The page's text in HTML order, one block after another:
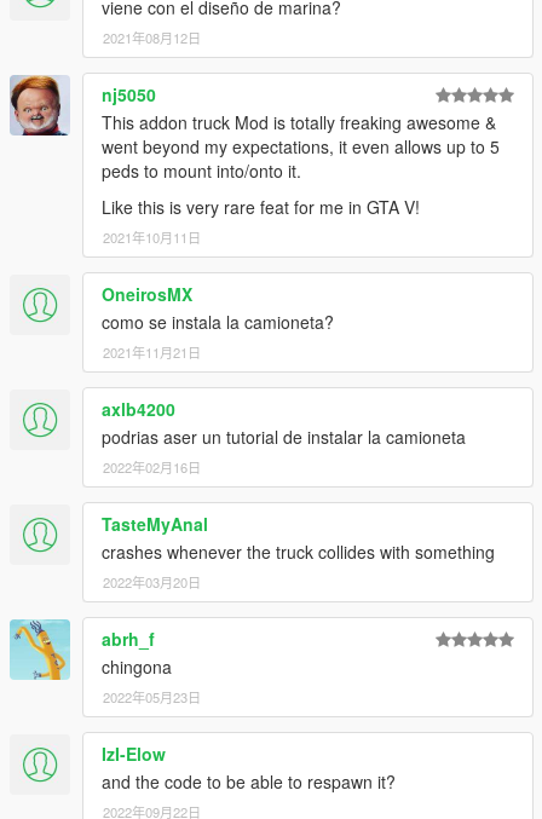
viene con el diseño de marina?
2021年08月12日
nj5050
This addon truck Mod is totally freaking awesome &
went beyond my expectations, it even allows up to 5
peds to mount into/onto it.
Like this is very rare feat for me in GTA V!
2021年10月11日
OneirosMX
como se instala la camioneta?
2021年11月21日
axlb4200
podrias aser un tutorial de instalar la camioneta
2022年02月16日
TasteMyAnal
crashes whenever the truck collides with something
2022年03月20日
abrh_f
chingona
2022年05月23日
IzI-Elow
and the code to be able to respawn it?
2022年09月22日